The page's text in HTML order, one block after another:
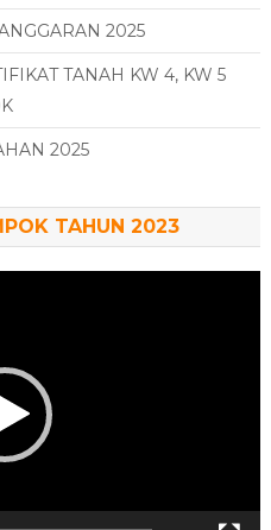
2025
TANAH KW 4, KW 5
2025
TAHUN 2023